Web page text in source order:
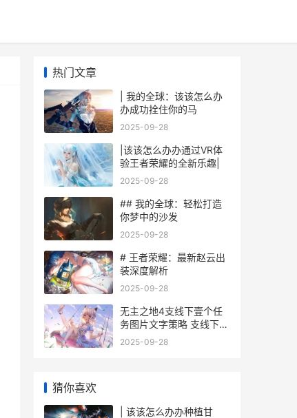
热门文章
| 我的全球：该该怎么办
办成功拴住你的马
2025-09-28
|该该怎么办办通过VR体
验王者荣耀的全新乐趣|
2025-09-28
## 我的全球：轻松打造
你梦中的沙发
2025-09-28
# 王者荣耀：最新赵云出
装深度解析
2025-09-28
无主之地4支线下壹个任
务图片文字策略 支线下壹
个任务如何做 无主之地4
2025-09-28
猜你喜欢
| 该该怎么办办种植甘